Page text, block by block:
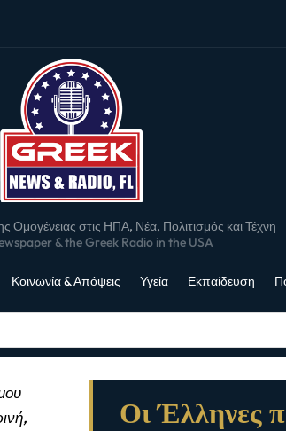
Ομογένειας στις ΗΠΑ, Νέα, Πολιτισμός και Τέχνη
& the Greek Radio in the USA
Κοινωνία & Απόψεις Υγεία Εκπαίδευση
Οι Έλληνες